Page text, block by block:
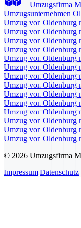
Umzugsfirma
Umzugsunternehmen
Umzug von Oldenburg
Umzug von Oldenburg
Umzug von Oldenburg
Umzug von Oldenburg
Umzug von Oldenburg
Umzug von Oldenburg
Umzug von Oldenburg
Umzug von Oldenburg
Umzug von Oldenburg
Umzug von Oldenburg
Umzug von Oldenburg
Umzug von Oldenburg
Umzug von Oldenburg
Umzug von Oldenburg
© 2026 Umzugsfirma
Impressum Datenschutz